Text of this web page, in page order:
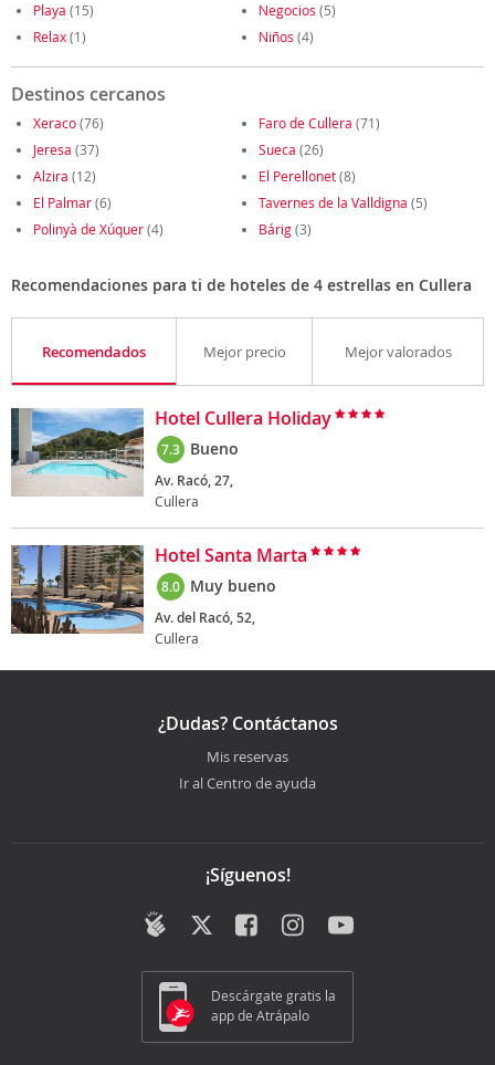
Playa (15) Negocios (5)
Relax(1) Niños (4)
Destinos cercanos
Xeraco(76) Faro de Cullera (71)
Jeresa (37) Sueca (26)
Alzira (12) El Perellonet(8)
El Palmar(6) Tavernes de la Valldigna (5)
Polinyà de Xúquer(4) Bárig(3)
Recomendaciones para ti de hoteles de 4 estrellas en Cullera
Recomendados Mejor precio Mejor valorados
Hotel Cullera Holiday
7.3 Bueno
Av. Racó, 27,
Cullera
Hotel Santa Marta
8.0 Muy bueno
Av. del Racó, 52,
Cullera
¿Dudas? Contáctanos
Mis reservas
Ir al Centro de ayuda
¡Síguenos!
Descárgate gratis la
app de Atrápalo